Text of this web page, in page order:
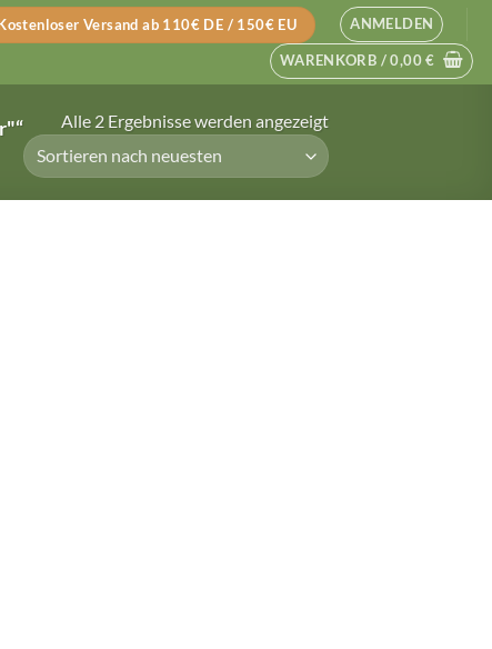
Versand ab 110€ DE / 150€ EU ANMELDEN
WARENKORB /0,00€
Alle 2 Ergebnisse werden angezeigtNach
neuesten